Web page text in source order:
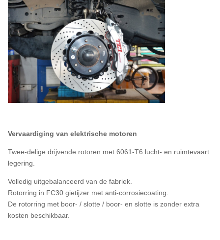
Vervaardiging van elektrische motoren
Twee-delige drijvende rotoren met 6061-T6 lucht- en ruimtevaart
legering.
Volledig uitgebalanceerd van de fabriek.
Rotorring in FC30 gietijzer met anti-corrosiecoating.
De rotorring met boor- / slotte / boor- en slotte is zonder extra
kosten beschikbaar.